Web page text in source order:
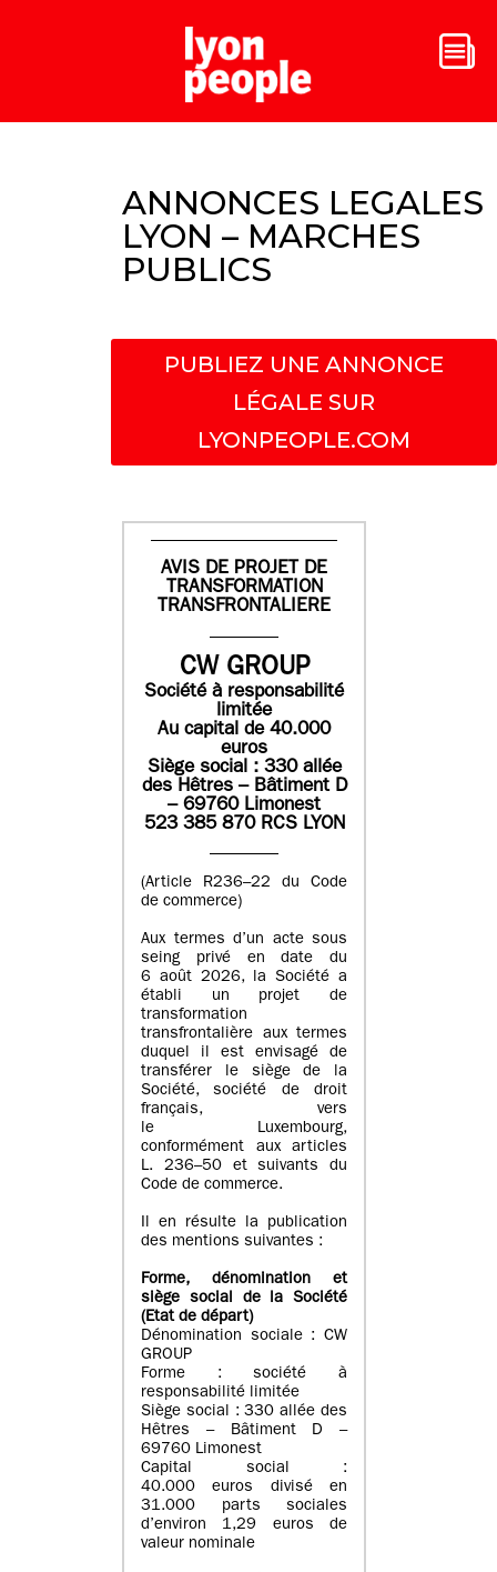
ANNONCES LEGALES
LYON – MARCHES
PUBLICS
PUBLIEZ UNE ANNONCE
LÉGALE SUR
LYONPEOPLE.COM
AVIS DE PROJET DE
TRANSFORMATION
TRANSFRONTALIERE
CW GROUP
Société à responsabilité
limitée
Au capital de 40.000
euros
Siège social : 330 allée
des Hêtres – Bâtiment D
– 69760 Limonest
523 385 870 RCS LYON
(Article R236–22 du Code
de commerce)
Aux termes d’un acte sous
seing privé en date du
6 août 2026, la Société a
établi un projet de
transformation
transfrontalière aux termes
duquel il est envisagé de
transférer le siège de la
Société, société de droit
français, vers
le Luxembourg,
conformément aux articles
L. 236–50 et suivants du
Code de commerce.
Il en résulte la publication
des mentions suivantes :
Forme, dénomination et
siège social de la Société
(Etatde départ)
Dénomination sociale : CW
GROUP
Forme : société à
responsabilité limitée
Siège social : 330 allée des
Hêtres – Bâtiment D –
69760 Limonest
Capital social :
40.000 euros divisé en
31.000 parts sociales
d’environ 1,29 euros de
valeur nominale